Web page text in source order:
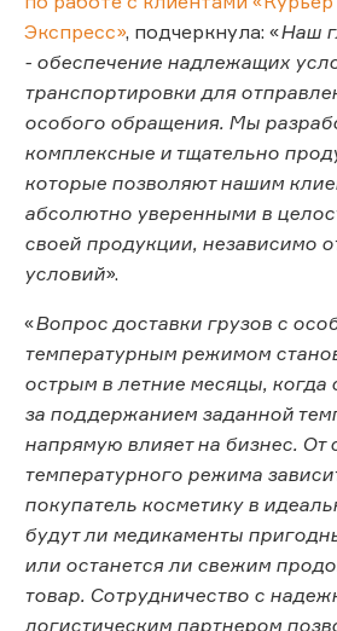
Экспресс», подчеркнула: «Наш
- обеспечение надлежащих
транспортировки для
особого обращения. Мы
комплексные и тщательно
которые позволяют нашим
абсолютно уверенными в
своей продукции, независимо
условий».
«Вопрос доставки грузов с
температурным режимом
острым в летние месяцы, когда
за поддержанием заданной
напрямую влияет на бизнес. От
температурного режима
покупатель косметику в
будут ли медикаменты
или останется ли свежим
товар. Сотрудничество с
логистическим партнером